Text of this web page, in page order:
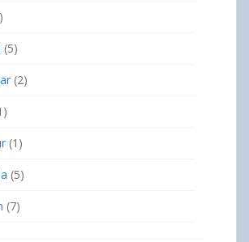
(5)
(2)
(1)
(5)
(7)